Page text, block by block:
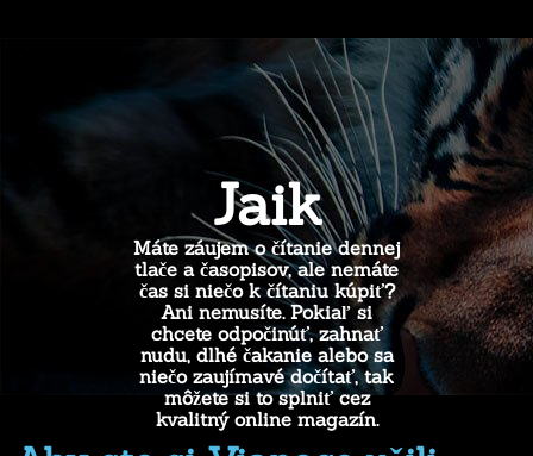
Jaik
Máte záujem o čítanie dennej
tlače a časopisov, ale nemáte
čas si niečo k čítaniu kúpiť?
Ani nemusíte. Pokiaľ si
chcete odpočinúť, zahnať
nudu, dlhé čakanie alebo sa
niečo zaujímavé dočítať, tak
môžete si to splniť cez
kvalitný online magazín.